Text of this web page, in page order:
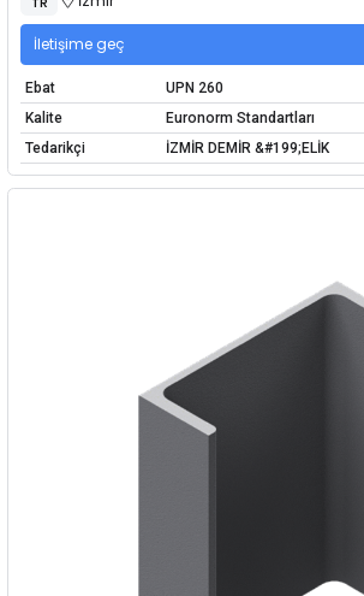
İletişime geç
Ebat
UPN 260
Kalite
Euronorm Standartları
Tedarikçi
İZMİR DEMİR &#199;ELİK